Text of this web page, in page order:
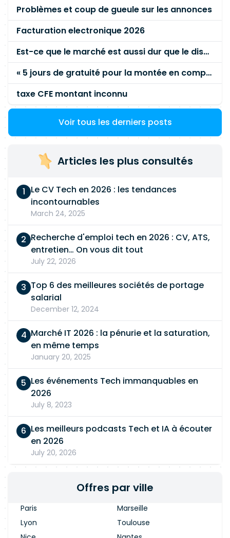
Problèmes et coup de gueule sur les annonces
Facturation electronique 2026
Est-ce que le marché est aussi dur que le disent les commerciaux ?
« 5 jours de gratuité pour la montée en compétence »
taxe CFE montant inconnu
Voir tous les derniers posts
Articles les plus consultés
Le CV Tech en 2026 : les tendances
incontournables
March 24, 2025
Recherche d'emploi tech en 2026 : CV, ATS,
entretien… On vous dit tout
July 22, 2026
Top 6 des meilleures sociétés de portage
salarial
December 12, 2024
Marché IT 2026 : la pénurie et la saturation,
en même temps
January 20, 2025
Les événements Tech immanquables en
2026
July 8, 2023
Les meilleurs podcasts Tech et IA à écouter
en 2026
July 20, 2026
Offres par ville
Paris
Marseille
Lyon
Toulouse